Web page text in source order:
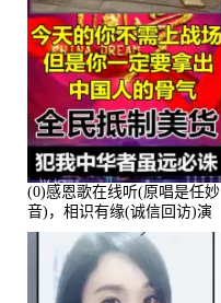
(0)感恩歌在线听(原唱是任妙
音)，相识有缘(诚信回访)演
唱点播:161288次